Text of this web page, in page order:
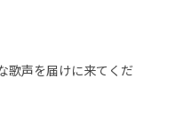
歌声を届けに来てくだ